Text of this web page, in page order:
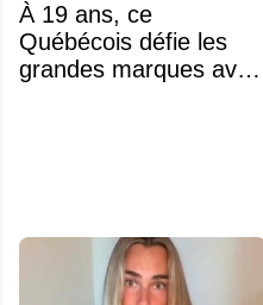
À 19 ans, ce
Québécois défie les
grandes marques avec